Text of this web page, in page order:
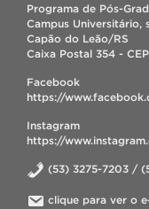
Programa de Pós-
Campus Universitário,
Capão do Leão/RS
Caixa Postal 354 -
Facebook
https://
Instagram
https://
(53) 3275-7203 /
clique para ver o